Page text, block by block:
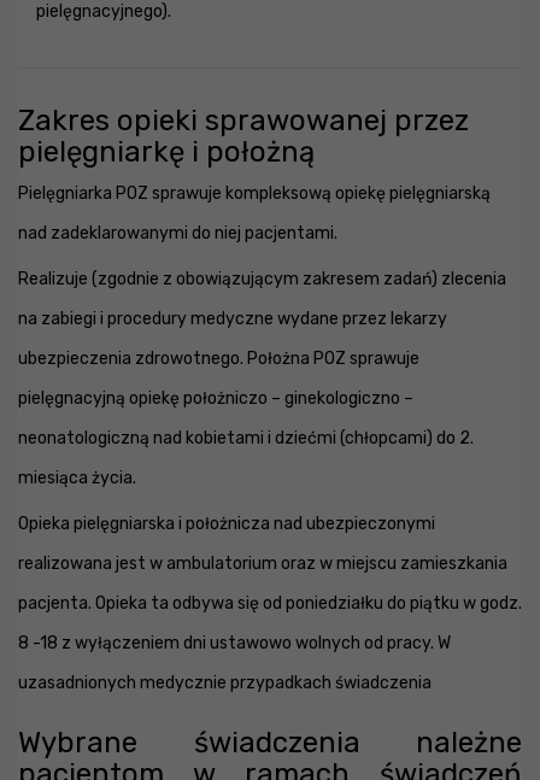
pielęgnacyjnego).
Zakres opieki sprawowanej przez
pielęgniarkę i położną
Pielęgniarka POZ sprawuje kompleksową opiekę pielęgniarską
nad zadeklarowanymi do niej pacjentami.
Realizuje (zgodnie z obowiązującym zakresem zadań) zlecenia
na zabiegi i procedury medyczne wydane przez lekarzy
ubezpieczenia zdrowotnego. Położna POZ sprawuje
pielęgnacyjną opiekę położniczo – ginekologiczno –
neonatologiczną nad kobietami i dziećmi (chłopcami) do 2.
miesiąca życia.
Opieka pielęgniarska i położnicza nad ubezpieczonymi
realizowana jest w ambulatorium oraz w miejscu zamieszkania
pacjenta. Opieka ta odbywa się od poniedziałku do piątku w godz.
8 -18 z wyłączeniem dni ustawowo wolnych od pracy. W
uzasadnionych medycznie przypadkach świadczenia
Wybrane świadczenia należne